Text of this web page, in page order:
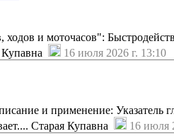
ходов и моточасов":
16 июля 2026 г. 13:10
и применение: Указатель
Старая Купавна
16 июля